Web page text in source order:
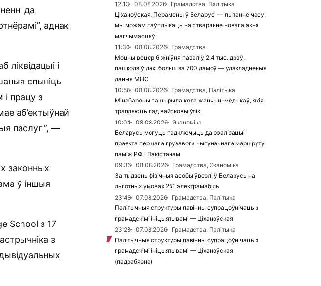
да
аднак
і
спыніць
і працу з
аб’ектыўнай
паслугі”, —
законных
ў іншыя
School з 17
з
12:13
08.08.2026
Грамадства, Палітыка
Ціханоўская: Перамены ў Беларусі — пытанне часу,
мы можам паўплываць на стварэнне новага акна
магчымасцяў
11:30
08.08.2026
Грамадства
Моцны вецер 6 жніўня паваліў 2,4 тыс. дрэў,
пашкодзіў дахі больш за 700 дамоў — удакладненыя
даныя МНС
10:58
08.08.2026
Грамадства, Палітыка
Мінабароны пашырыла кола жанчын-медыкаў, якія
трапляюць пад вайсковы ўлік
10:04
08.08.2026
Эканоміка
Беларусь могуць падключыць да рэалізацыі
праекта першага грузавога чыгуначнага маршруту
паміж РФ і Пакістанам
09:36
08.08.2026
Грамадства, Эканоміка
За тыдзень фізічныя асобы ўвезлі ў Беларусь на
льготных умовах 251 электрамабіль
23:48
07.08.2026
Грамадства, Палітыка
Палітычныя структуры павінны супрацоўнічаць з
грамадскімі ініцыятывамі — Ціханоўская
23:23
07.08.2026
Грамадства, Палітыка
Палітычныя структуры павінны супрацоўнічаць з
грамадскімі ініцыятывамі — Ціханоўская
(падрабязна)